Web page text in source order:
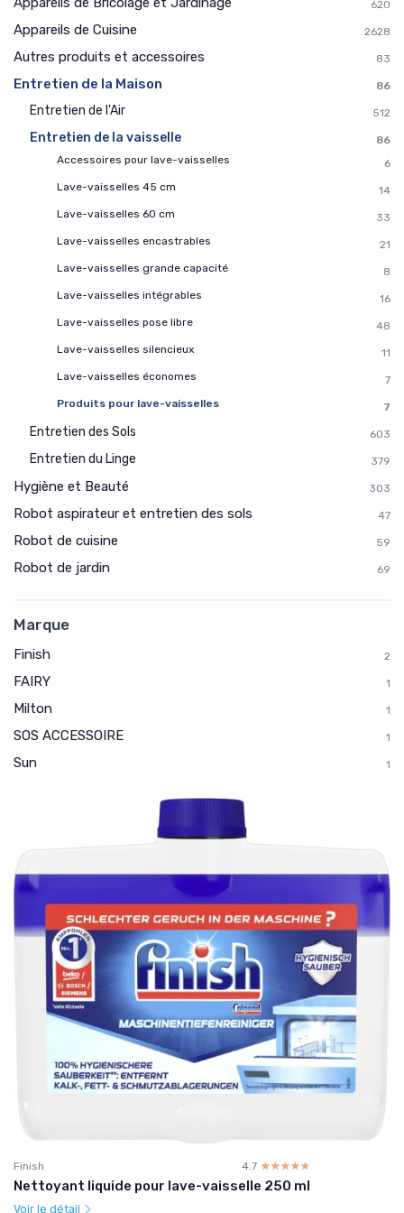
620
Appareils de Cuisine 2628
Autres produits et accessoires 83
Entretien de la Maison 86
Entretien de l'Air 512
Entretien de la vaisselle
86
Accessoires pour lave-vaisselles
6
Lave-vaisselles 45 cm
14
Lave-vaisselles 60 cm
33
Lave-vaisselles encastrables
21
Lave-vaisselles grande capacité
8
Lave-vaisselles intégrables
16
Lave-vaisselles pose libre
48
Lave-vaisselles silencieux
11
Lave-vaisselles économes
7
Produits pour lave-vaisselles
7
Entretien des Sols 603
Entretien du Linge 379
Hygiène et Beauté 303
Robot aspirateur et entretien des sols 47
Robot de cuisine 59
Robot de jardin 69
Marque
Finish 2
FAIRY 1
Milton 1
SOS ACCESSOIRE 1
Sun 1
Finish 4.7 ☆☆☆☆☆
★★★★★
Nettoyant liquide pour lave-vaisselle 250 ml
Voir le détail